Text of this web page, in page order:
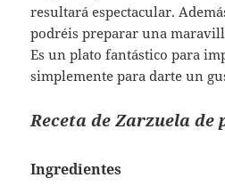
resultará espectacular.
podréis preparar una
Es un plato fantástico para
simplemente para darte un
Receta de Zarzuela de
Ingredientes